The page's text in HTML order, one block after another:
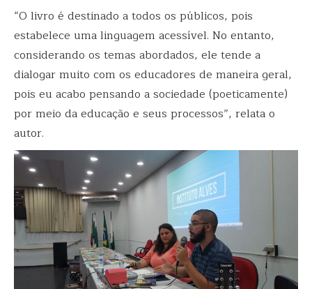
“O livro é destinado a todos os públicos, pois
estabelece uma linguagem acessível. No entanto,
considerando os temas abordados, ele tende a
dialogar muito com os educadores de maneira geral,
pois eu acabo pensando a sociedade (poeticamente)
por meio da educação e seus processos”, relata o
autor.